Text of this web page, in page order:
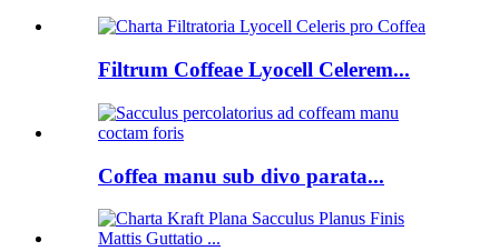
Filtrum Coffeae Lyocell Celerem...
Coffea manu sub divo parata...